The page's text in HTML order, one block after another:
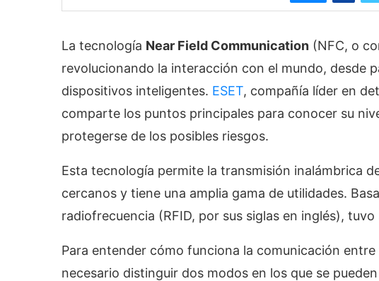
La tecnología Near Field Communication (NFC, o
revolucionando la interacción con el mundo, desde
dispositivos inteligentes. ESET, compañía líder en
comparte los puntos principales para conocer su
protegerse de los posibles riesgos.
Esta tecnología permite la transmisión inalámbrica
cercanos y tiene una amplia gama de utilidades.
radiofrecuencia (RFID, por sus siglas en inglés),
Para entender cómo funciona la comunicación
necesario distinguir dos modos en los que se